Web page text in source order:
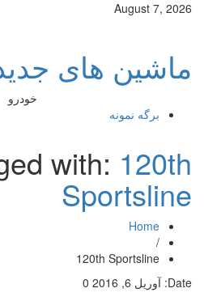
August 7, 2026
ماشین های جدید
خودرو
برگه نمونه
with:120th
Sportsline
Home
/
120th Sportsline
Date: آوریل 6, 2016 0